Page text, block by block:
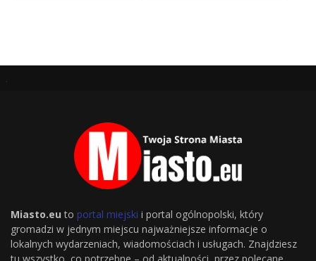
Miasto.eu to portal miejski i portal ogólnopolski, który
gromadzi w jednym miejscu najważniejsze informacje o
lokalnych wydarzeniach, wiadomościach i usługach. Znajdziesz